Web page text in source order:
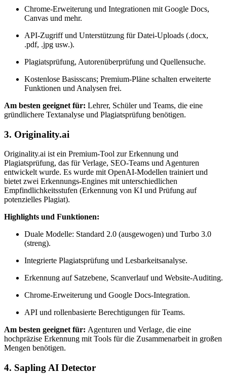
Chrome-Erweiterung und Integrationen mit Google Docs,
Canvas und mehr.
API-Zugriff und Unterstützung für Datei-Uploads (.docx,
.pdf, .jpg usw.).
Plagiatsprüfung, Autorenüberprüfung und Quellensuche.
Kostenlose Basisscans; Premium-Pläne schalten erweiterte
Funktionen und Analysen frei.
Am besten geeignet für: Lehrer, Schüler und Teams, die eine
gründlichere Textanalyse und Plagiatsprüfung benötigen.
3. Originality.ai
Originality.ai ist ein Premium-Tool zur Erkennung und
Plagiatsprüfung, das für Verlage, SEO-Teams und Agenturen
entwickelt wurde. Es wurde mit OpenAI-Modellen trainiert und
bietet zwei Erkennungs-Engines mit unterschiedlichen
Empfindlichkeitsstufen (Erkennung von KI und Prüfung auf
potenzielles Plagiat).
Highlights und Funktionen:
Duale Modelle: Standard 2.0 (ausgewogen) und Turbo 3.0
(streng).
Integrierte Plagiatsprüfung und Lesbarkeitsanalyse.
Erkennung auf Satzebene, Scanverlauf und Website-Auditing.
Chrome-Erweiterung und Google Docs-Integration.
API und rollenbasierte Berechtigungen für Teams.
Am besten geeignet für: Agenturen und Verlage, die eine
hochpräzise Erkennung mit Tools für die Zusammenarbeit in großen
Mengen benötigen.
4. Sapling AI Detector